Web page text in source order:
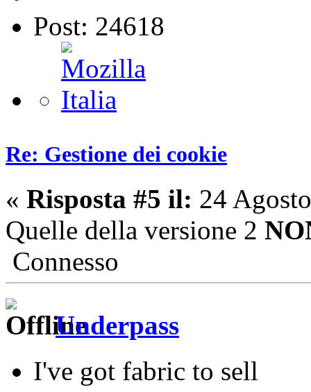
Post: 24618
Re: Gestione dei cookie
« Risposta #5 il: 24
Quelle della versione 2
Connesso
Underpass
I've got fabric to sell